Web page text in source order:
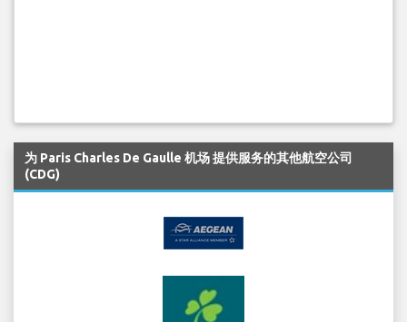
为 Paris Charles De Gaulle 机场 提供服务的其他航空公司
(CDG)